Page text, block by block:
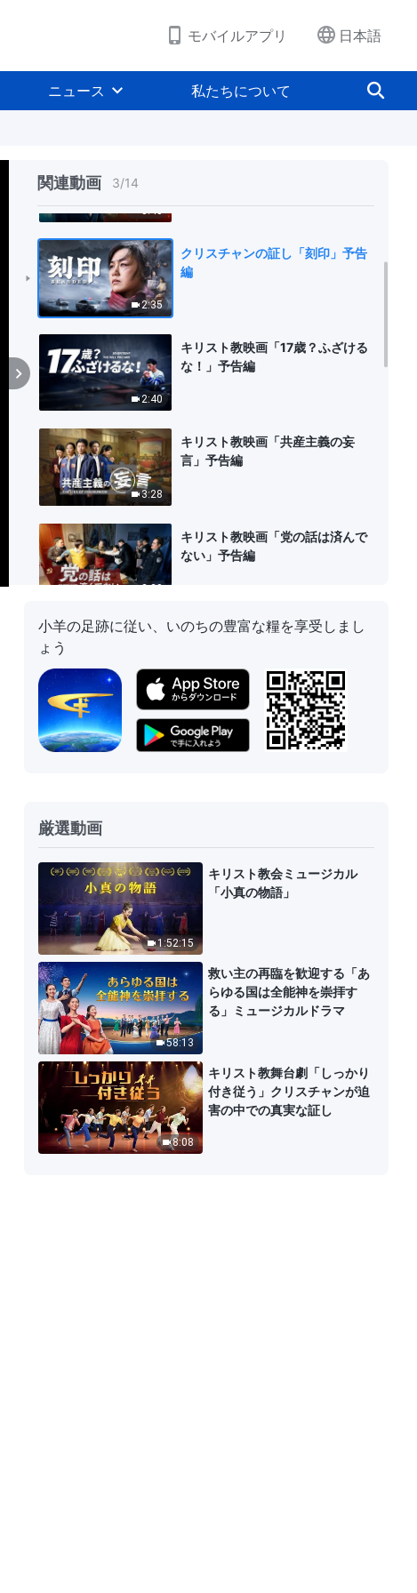
モバイルアプリ 日本語
ニュース 私たちについて
関連動画 3/14
中の歌」予告編
3:40
2:35
クリスチャンの証し「刻印」予告
編
2:40
キリスト教映画「17歳？ふざける
な！」予告編
3:28
キリスト教映画「共産主義の妄
言」予告編
2:20
キリスト教映画「党の話は済んで
ない」予告編
3:41
キリスト教映画「対話」予告編
キリスト教映画「真冬に」予告編
3:41
2:46
キリスト教映画「赤の家庭教育」
予告編
1:41
キリスト教映画 中国における宗教
迫害の実録「犯罪者は誰だ？」予
告編
1:27
キリスト教映画 中国における宗教
迫害の実録「夜明け前の暗闇」予
告編
小羊の足跡に従い、いのちの豊富な糧を享受しまし
ょう
厳選動画
1:52:15
キリスト教会ミュージカル
「小真の物語」
58:13
救い主の再臨を歓迎する「あ
らゆる国は全能神を崇拝す
る」ミュージカルドラマ
8:08
キリスト教舞台劇「しっかり
付き従う」クリスチャンが迫
害の中での真実な証し